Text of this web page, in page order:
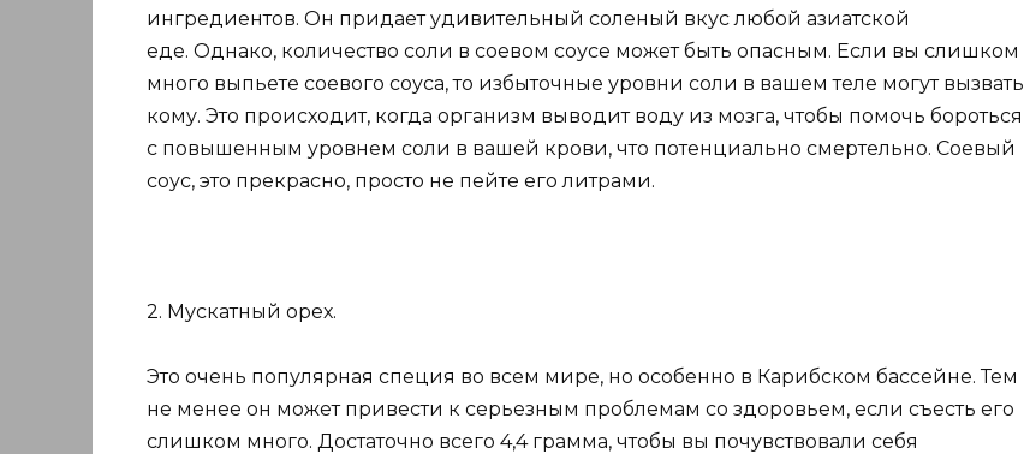
ингредиентов. Он придает удивительный соленый вкус любой азиатской
еде. Однако, количество соли в соевом соусе может быть опасным. Если вы слишком
много выпьете соевого соуса, то избыточные уровни соли в вашем теле могут вызвать
кому. Это происходит, когда организм выводит воду из мозга, чтобы помочь бороться
с повышенным уровнем соли в вашей крови, что потенциально смертельно. Соевый
соус, это прекрасно, просто не пейте его литрами.
2. Мускатный орех.
Это очень популярная специя во всем мире, но особенно в Карибском бассейне. Тем
не менее он может привести к серьезным проблемам со здоровьем, если съесть его
слишком много. Достаточно всего 4,4 грамма, чтобы вы почувствовали себя